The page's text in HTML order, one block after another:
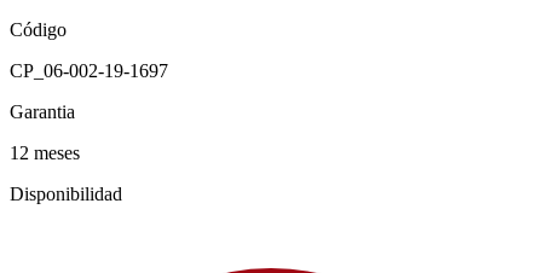
Código
CP_06-002-19-1697
Garantia
12 meses
Disponibilidad